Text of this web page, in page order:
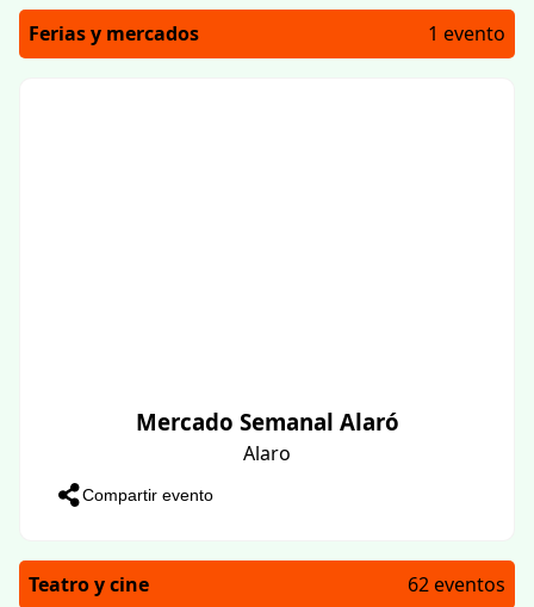
Ferias y mercados 1 evento
Mercado Semanal Alaró
Alaro
Compartir evento
Teatro y cine 62 eventos